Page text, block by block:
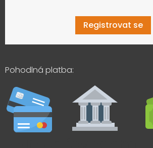
Registrovat se
Pohodlná platba: